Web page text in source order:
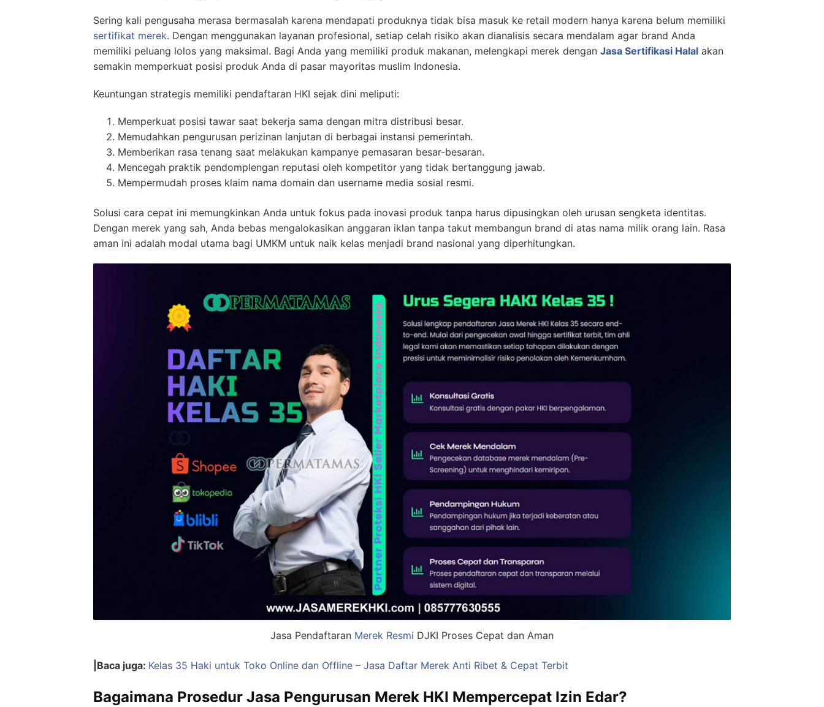
Sering kali pengusaha merasa bermasalah karena mendapati produknya tidak bisa masuk ke retail modern hanya karena belum memiliki
sertifikat merek. Dengan menggunakan layanan profesional, setiap celah risiko akan dianalisis secara mendalam agar brand Anda
memiliki peluang lolos yang maksimal. Bagi Anda yang memiliki produk makanan, melengkapi merek dengan Jasa Sertifikasi Halal akan
semakin memperkuat posisi produk Anda di pasar mayoritas muslim Indonesia.
Keuntungan strategis memiliki pendaftaran HKI sejak dini meliputi:
Memperkuat posisi tawar saat bekerja sama dengan mitra distribusi besar.
Memudahkan pengurusan perizinan lanjutan di berbagai instansi pemerintah.
Memberikan rasa tenang saat melakukan kampanye pemasaran besar-besaran.
Mencegah praktik pendomplengan reputasi oleh kompetitor yang tidak bertanggung jawab.
Mempermudah proses klaim nama domain dan username media sosial resmi.
Solusi cara cepat ini memungkinkan Anda untuk fokus pada inovasi produk tanpa harus dipusingkan oleh urusan sengketa identitas.
Dengan merek yang sah, Anda bebas mengalokasikan anggaran iklan tanpa takut membangun brand di atas nama milik orang lain. Rasa
aman ini adalah modal utama bagi UMKM untuk naik kelas menjadi brand nasional yang diperhitungkan.
Jasa Pendaftaran Merek Resmi DJKI Proses Cepat dan Aman
|Baca juga: Kelas 35 Haki untuk Toko Online dan Offline – Jasa Daftar Merek Anti Ribet & Cepat Terbit
Bagaimana Prosedur Jasa Pengurusan Merek HKI Mempercepat Izin Edar?